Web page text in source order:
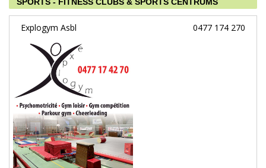
SPORTS - FITNESS CLUBS & SPORTS CENTRUMS
Explogym Asbl 0477 174 270